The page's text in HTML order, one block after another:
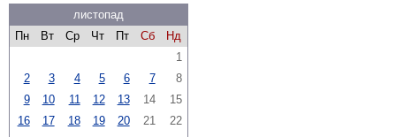
листопад
Пн
Вт Ср Чт Пт Сб
Нд
1
2
3 4 5 6 7
8
9
10 11 12 13 14
15
16
17 18 19 20 21
22